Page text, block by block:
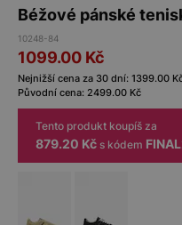
Béžové pánské
10248-84
1099.00 Kč
Nejnižší cena za 30 dní: 1399.00
Původní cena: 2499.00 Kč
Tento produkt koupíš za
879.20 Kč s kódem